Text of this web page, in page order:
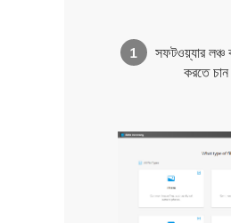
1
সফটওয়্যার লঞ্চ
করতে চান